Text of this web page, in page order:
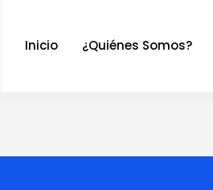
Inicio ¿Quiénes Somos?